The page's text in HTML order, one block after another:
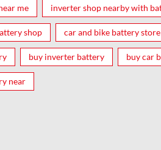
me inverter shop nearby with
shop car and bike battery store
buy inverter battery buy car
near